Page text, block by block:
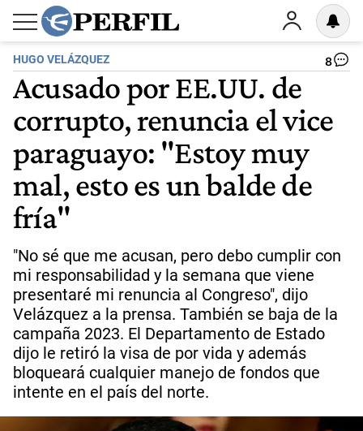
HUGO VELÁZQUEZ 8
Acusado por EE.UU. de
corrupto, renuncia el vice
paraguayo: "Estoy muy
mal, esto es un balde de
fría"
"No sé que me acusan, pero debo cumplir con
mi responsabilidad y la semana que viene
presentaré mi renuncia al Congreso", dijo
Velázquez a la prensa. También se baja de la
campaña 2023. El Departamento de Estado
dijo le retiró la visa de por vida y además
bloqueará cualquier manejo de fondos que
intente en el país del norte.